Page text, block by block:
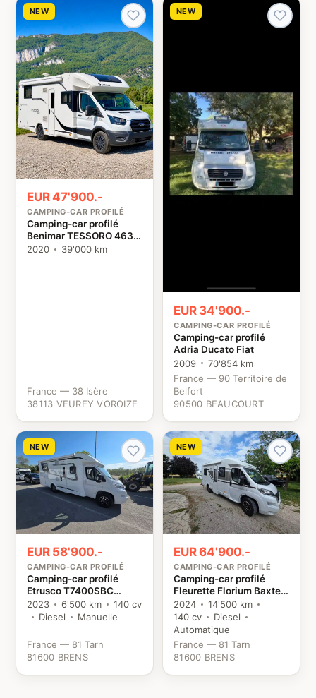
NEW
EUR 47'900.-
CAMPING-CAR PROFILÉ
Camping-car profilé
Benimar TESSORO 463
UP Ford
2020 39'000 km
France — 38 Isère
38113 VEUREY VOROIZE
NEW
EUR 34'900.-
CAMPING-CAR PROFILÉ
Camping-car profilé
Adria Ducato Fiat
2009
70'854 km
France — 90 Territoire de
Belfort
90500 BEAUCOURT
NEW
EUR 58'900.-
CAMPING-CAR PROFILÉ
Camping-car profilé
Etrusco T7400SBC
Citroën
2023 6'500 km
140 cv
Diesel
Manuelle
France — 81 Tarn
81600 BRENS
NEW
EUR 64'900.-
CAMPING-CAR PROFILÉ
Camping-car profilé
Fleurette Florium Baxter
64 LDF Fiat
2024
14'500 km
140 cv
Diesel
Automatique
France — 81 Tarn
81600 BRENS